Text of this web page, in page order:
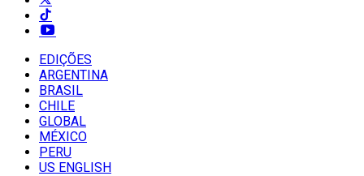
EDIÇÕES
ARGENTINA
BRASIL
CHILE
GLOBAL
MÉXICO
PERU
US ENGLISH